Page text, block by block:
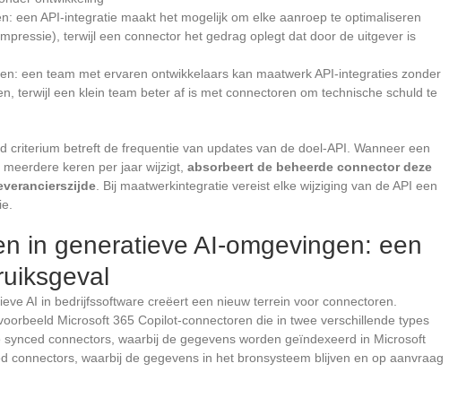
een API-integratie maakt het mogelijk om elke aanroep te optimaliseren
terwijl een connector het gedrag oplegt dat door de uitgever is
een team met ervaren ontwikkelaars kan maatwerk API-integraties zonder
terwijl een klein team beter af is met connectoren om technische schuld te
criterium betreft de frequentie van updates van de doel-API. Wanneer een
meerdere keren per jaar wijzigt, absorbeert de beheerde connector deze
. Bij maatwerkintegratie vereist elke wijziging van de API een
in generatieve AI-omgevingen: een
AI in bedrijfssoftware creëert een nieuw terrein voor connectoren.
Microsoft 365 Copilot-connectoren die in twee verschillende types
connectors, waarbij de gegevens worden geïndexeerd in Microsoft
connectors, waarbij de gegevens in het bronsysteem blijven en op aanvraag